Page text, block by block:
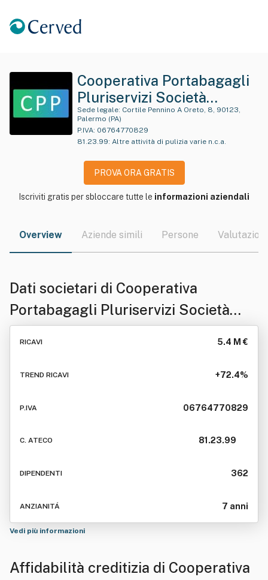
Cooperativa Portabagagli
Pluriservizi Società
Cooperativa A
Responsabilita' Limitata
Sede legale:
Palermo (PA)
P.IVA: 06764770829
81.23.99: Altre attività di pulizia varie n.c.a.
PROVA ORA GRATIS
Iscriviti gratis per sbloccare tutte le informazioni aziendali
Overview Aziende simili Persone Valutazioni
Dati societari di Cooperativa
Portabagagli Pluriservizi Società
Cooperativa A Responsabilita'
RICAVI 5.4 M €
TREND RICAVI +72.4%
P.IVA 06764770829
C. ATECO 81.23.99
DIPENDENTI 362
ANZIANITÁ 7 anni
Vedi più informazioni
Affidabilità creditizia di Cooperativa